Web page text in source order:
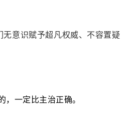
无意识赋予超凡权威、不容置疑
，一定比主治正确。